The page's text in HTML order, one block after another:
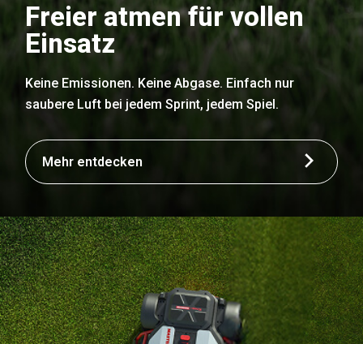
Freier atmen für vollen
Einsatz
Keine Emissionen. Keine Abgase. Einfach nur
saubere Luft bei jedem Sprint, jedem Spiel.
Mehr entdecken